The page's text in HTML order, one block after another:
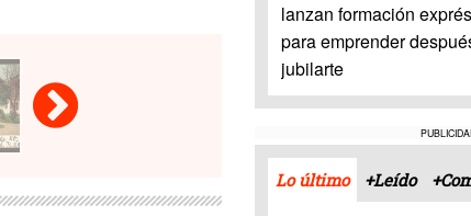
lanzan formación exprés
para emprender
jubilarte
Lo último +Leído